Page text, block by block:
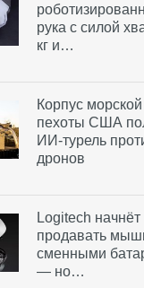
рука с силой
кг и…
Корпус морской
пехоты США
ИИ-турель
дронов
Logitech начнёт
продавать
сменными
— но…